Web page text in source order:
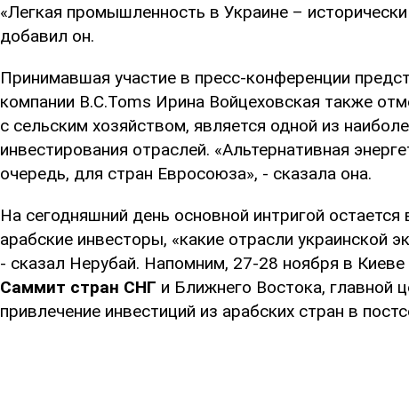
«Легкая промышленность в Украине –
добавил он.
Принимавшая участие в пресс-конференции
компании B.C.Toms Ирина Войцеховская также
с сельским хозяйством, является одной из
инвестирования отраслей. «Альтернативная
очередь, для стран Евросоюза», - сказала она.
На сегодняшний день основной интригой
арабские инвесторы, «какие отрасли украинской
- сказал Нерубай. Напомним, 27-28 ноября в Киеве
Саммит стран СНГ и Ближнего Востока, главной
привлечение инвестиций из арабских стран в